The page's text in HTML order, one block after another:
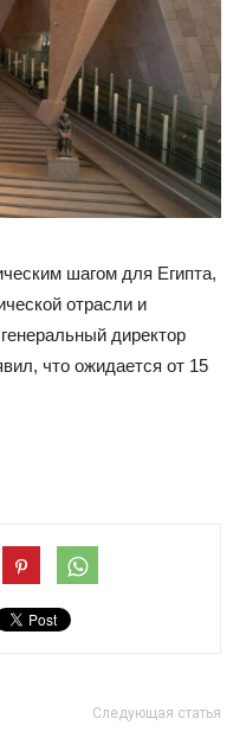
шагом для Египта,
отрасли и
директор
что ожидается от 15
Следующая статья